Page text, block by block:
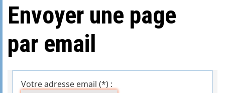
Envoyer une page
par email
Votre adresse email (*) :